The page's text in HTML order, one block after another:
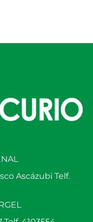
Ascázubi Telf.